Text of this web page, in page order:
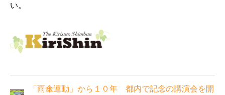
い。
「雨傘運動」から１０年 都内で記念の講演会を開